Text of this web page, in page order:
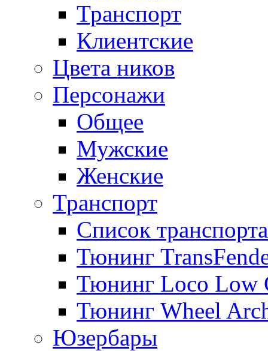
Транспорт
Клиентские
Цвета ников
Персонажи
Общее
Мужские
Женские
Транспорт
Список транспорта
Тюнинг
Тюнинг Loco Low
Тюнинг Wheel
Юзербары